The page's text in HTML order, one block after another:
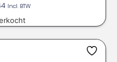
Incl. BTW